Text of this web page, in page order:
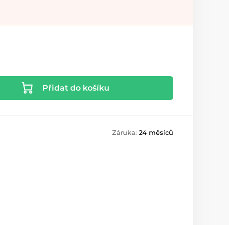
Přidat do košíku
Záruka: 24 měsíců